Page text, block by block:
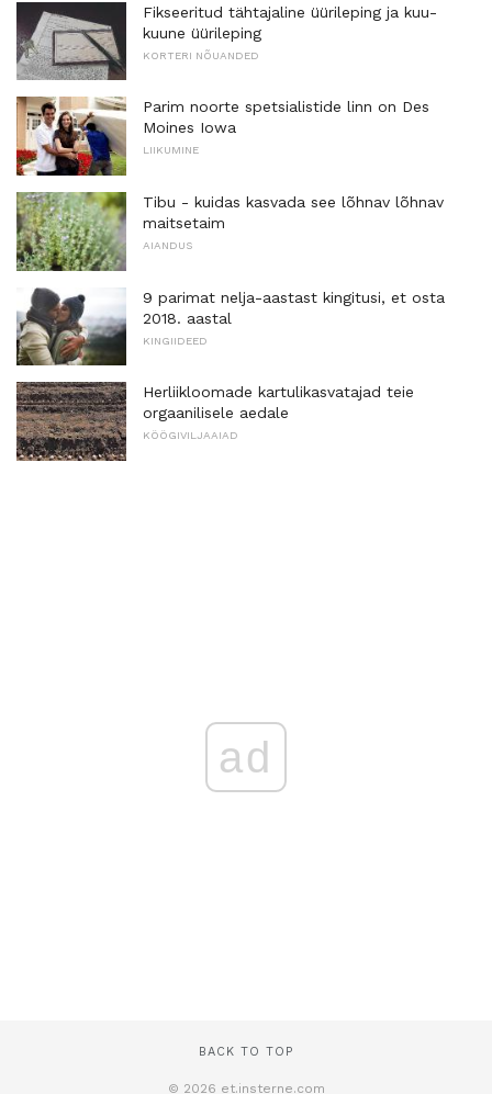
Fikseeritud tähtajaline üürileping ja kuu-
kuune üürileping
KORTERI NÕUANDED
Parim noorte spetsialistide linn on Des
Moines Iowa
LIIKUMINE
Tibu - kuidas kasvada see lõhnav lõhnav
maitsetaim
AIANDUS
9 parimat nelja-aastast kingitusi, et osta
2018. aastal
KINGIIDEED
Herliikloomade kartulikasvatajad teie
orgaanilisele aedale
KÖÖGIVILJAAIAD
ad
BACK TO TOP
© 2026 et.insterne.com